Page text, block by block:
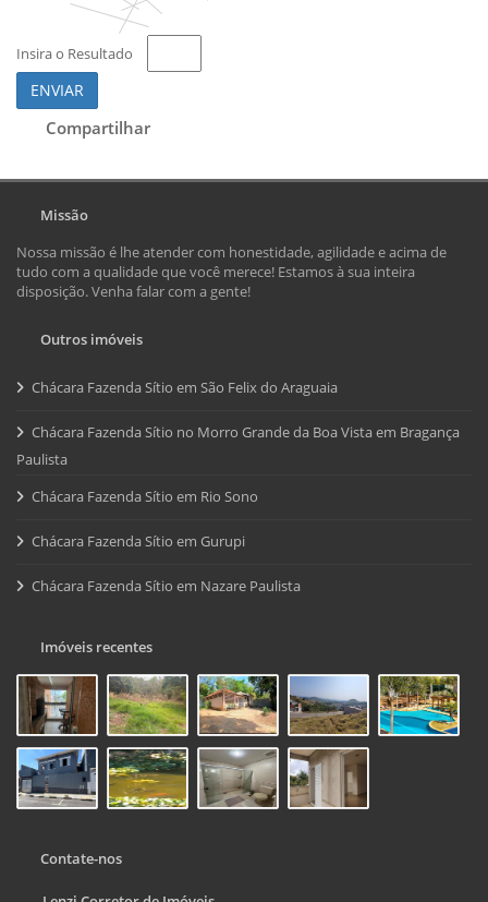
Insira o Resultado
ENVIAR
Compartilhar
Missão
Nossa missão é lhe atender com honestidade, agilidade e acima de
tudo com a qualidade que você merece! Estamos à sua inteira
disposição. Venha falar com a gente!
Outros imóveis
Chácara Fazenda Sítio em São Felix do Araguaia
Chácara Fazenda Sítio no Morro Grande da Boa Vista em Bragança
Paulista
Chácara Fazenda Sítio em Rio Sono
Chácara Fazenda Sítio em Gurupi
Chácara Fazenda Sítio em Nazare Paulista
Imóveis recentes
Contate-nos